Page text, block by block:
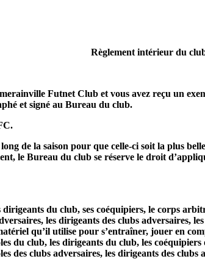
Règlement intérieur du
Futnet Club et vous avez reçu un
et signé au Bureau du club.
de la saison pour que celle-ci soit la plus
le Bureau du club se réserve le droit
dirigeants du club, ses coéquipiers, le corps
les dirigeants des clubs adversaires,
qu’il utilise pour s’entraîner, jouer en
du club, les dirigeants du club, les
des clubs adversaires, les dirigeants des